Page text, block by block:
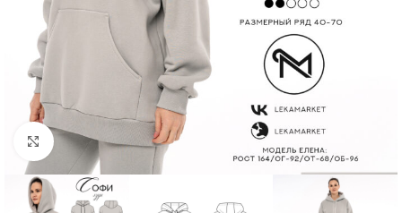
Нажмите, чтобы увеличить